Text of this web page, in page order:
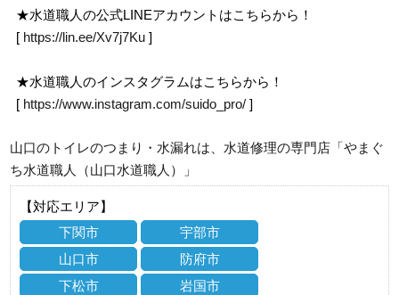
★水道職人の公式LINEアカウントはこちらから！
[ https://lin.ee/Xv7j7Ku ]
★水道職人のインスタグラムはこちらから！
[ https://www.instagram.com/suido_pro/ ]
山口のトイレのつまり・水漏れは、水道修理の専門店「やまぐ
ち水道職人（山口水道職人）」
【対応エリア】
下関市
宇部市
山口市
防府市
下松市
岩国市